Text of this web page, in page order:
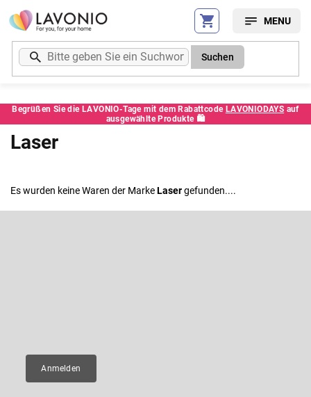
Zum
Inhalt
springen
Begrüßen Sie die LAVONIO-Tage mit dem Rabattcode LAVONIODAYS auf
ausgewählte Produkte 🛍️
Suchen
Laser
Es wurden keine Waren der MarkeLasergefunden....
Anmelden